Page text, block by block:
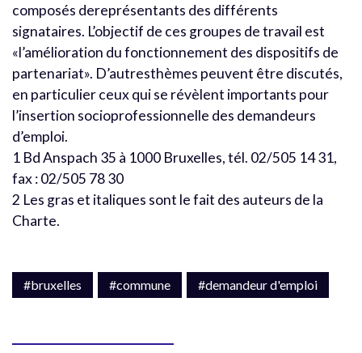
composés dereprésentants des différents
signataires. L’objectif de ces groupes de travail est
«l’amélioration du fonctionnement des dispositifs de
partenariat». D’autresthèmes peuvent être discutés,
en particulier ceux qui se révèlent importants pour
l’insertion socioprofessionnelle des demandeurs
d’emploi.
1 Bd Anspach 35 à 1000 Bruxelles, tél. 02/505 14 31,
fax : 02/505 78 30
2 Les gras et italiques sont le fait des auteurs de la
Charte.
#bruxelles #commune #demandeur d'emploi